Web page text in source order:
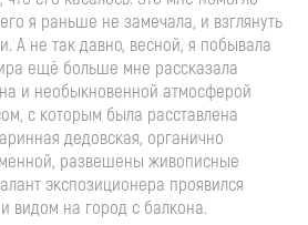
я раньше не замечала, и взглянуть
А не так давно, весной, я побывала
ещё больше мне рассказала
и необыкновенной атмосферой
с которым была расставлена
дедовская, органично
развешены живописные
экспозиционера проявился
видом на город с балкона.